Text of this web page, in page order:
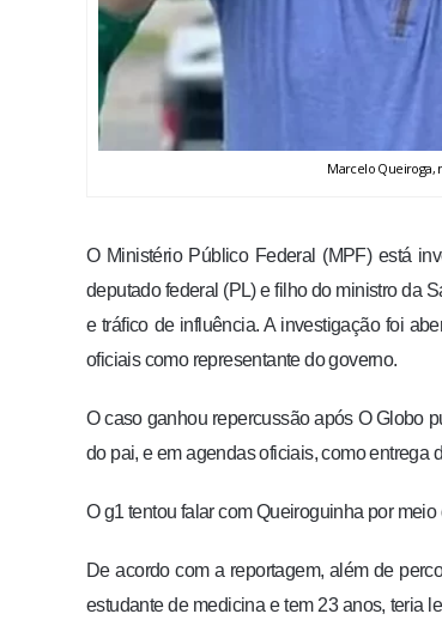
Marcelo Queiroga,
O Ministério Público Federal (MPF) está
deputado federal (PL) e filho do ministro da
e tráfico de influência. A investigação foi
oficiais como representante do governo.
O caso ganhou repercussão após O Globo
do pai, e em agendas oficiais, como entrega
O g1 tentou falar com Queiroguinha por
De acordo com a reportagem, além de
estudante de medicina e tem 23 anos, teria